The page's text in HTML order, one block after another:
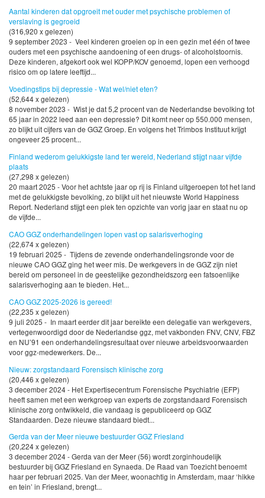
Aantal kinderen dat opgroeit met ouder met psychische problemen of
verslaving is gegroeid
(316,920 x gelezen)
9 september 2023 - Veel kinderen groeien op in een gezin met één of twee
ouders met een psychische aandoening of een drugs- of alcoholstoornis.
Deze kinderen, afgekort ook wel KOPP/KOV genoemd, lopen een verhoogd
risico om op latere leeftijd...
Voedingstips bij depressie - Wat wel/niet eten?
(52,644 x gelezen)
8 november 2023 - Wist je dat 5,2 procent van de Nederlandse bevolking tot
65 jaar in 2022 leed aan een depressie? Dit komt neer op 550.000 mensen,
zo blijkt uit cijfers van de GGZ Groep. En volgens het Trimbos Instituut krijgt
ongeveer 25 procent...
Finland wederom gelukkigste land ter wereld, Nederland stijgt naar vijfde
plaats
(27,298 x gelezen)
20 maart 2025 - Voor het achtste jaar op rij is Finland uitgeroepen tot het land
met de gelukkigste bevolking, zo blijkt uit het nieuwste World Happiness
Report. Nederland stijgt een plek ten opzichte van vorig jaar en staat nu op
de vijfde...
CAO GGZ onderhandelingen lopen vast op salarisverhoging
(22,674 x gelezen)
19 februari 2025 - Tijdens de zevende onderhandelingsronde voor de
nieuwe CAO GGZ ging het weer mis. De werkgevers in de GGZ zijn niet
bereid om personeel in de geestelijke gezondheidszorg een fatsoenlijke
salarisverhoging aan te bieden. Het...
CAO GGZ 2025-2026 is gereed!
(22,235 x gelezen)
9 juli 2025 - In maart eerder dit jaar bereikte een delegatie van werkgevers,
vertegenwoordigd door de Nederlandse ggz, met vakbonden FNV, CNV, FBZ
en NU’91 een onderhandelingsresultaat over nieuwe arbeidsvoorwaarden
voor ggz-medewerkers. De...
Nieuw: zorgstandaard Forensisch klinische zorg
(20,446 x gelezen)
3 december 2024 - Het Expertisecentrum Forensische Psychiatrie (EFP)
heeft samen met een werkgroep van experts de zorgstandaard Forensisch
klinische zorg ontwikkeld, die vandaag is gepubliceerd op GGZ
Standaarden. Deze nieuwe standaard biedt...
Gerda van der Meer nieuwe bestuurder GGZ Friesland
(20,224 x gelezen)
3 december 2024 - Gerda van der Meer (56) wordt zorginhoudelijk
bestuurder bij GGZ Friesland en Synaeda. De Raad van Toezicht benoemt
haar per februari 2025. Van der Meer, woonachtig in Amsterdam, maar ‘hikke
en tein’ in Friesland, brengt...